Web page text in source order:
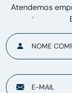
Atendemos
NOME
E-MAIL